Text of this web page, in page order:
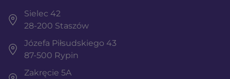
Sielec 42
28-200 Staszów
Józefa Piłsudskiego 43
87-500 Rypin
Zakręcie 5A